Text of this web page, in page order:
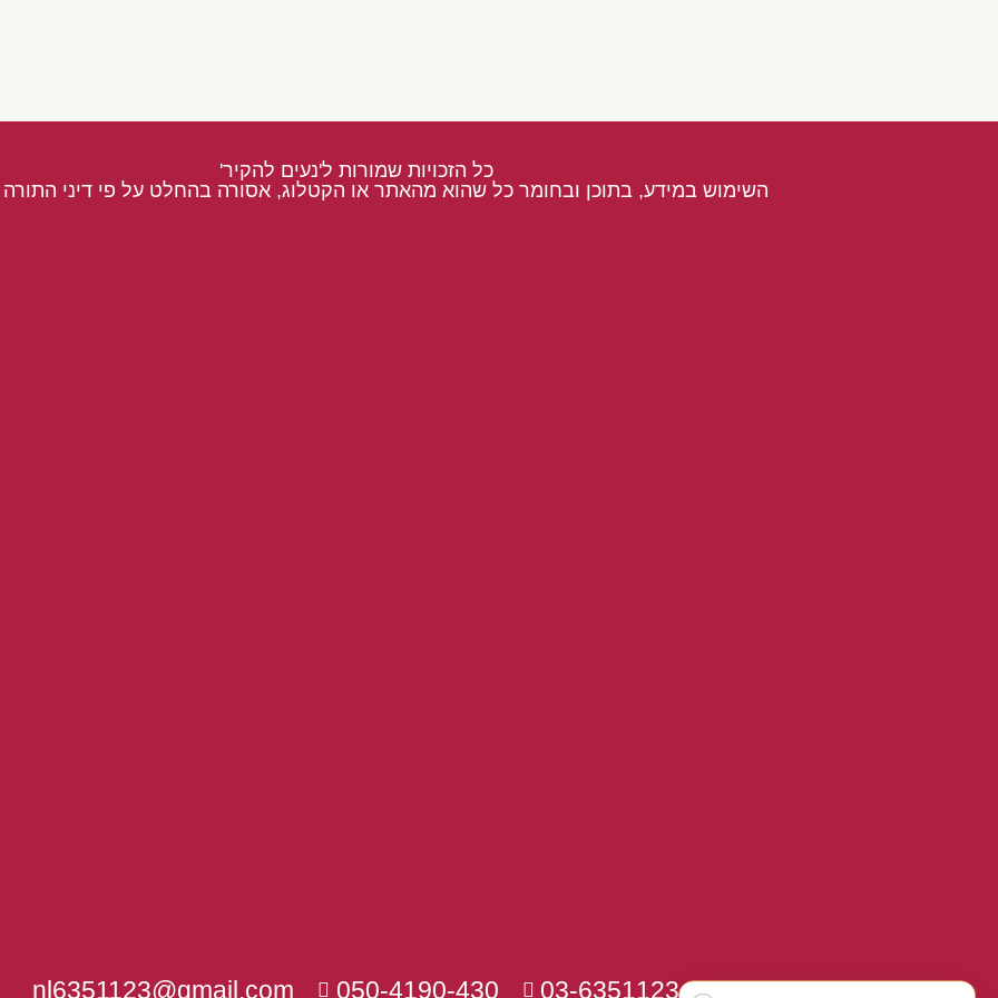
כל הזכויות שמורות ל'נעים להקיר'
השימוש במידע, בתוכן ובחומר כל שהוא מהאתר או הקטלוג, אסורה בהחלט על פי דיני התורה
03-6351123
050-4190-430
nl6351123@gmail.com